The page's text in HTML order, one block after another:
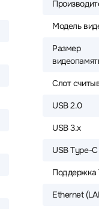
Модель
Размер
Слот
USB 2.0
USB 3.x
USB Type-C
Поддержка
Ethernet